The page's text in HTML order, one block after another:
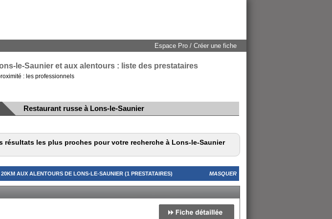
Espace Pro / Créer une fiche
le-Saunier et aux alentours : liste des prestataires
: les professionnels
Restaurant russe à Lons-le-Saunier
résultats les plus proches pour votre recherche à Lons-le-Saunier
AUX ALENTOURS DE LONS-LE-SAUNIER (1 PRESTATAIRES) MASQUER